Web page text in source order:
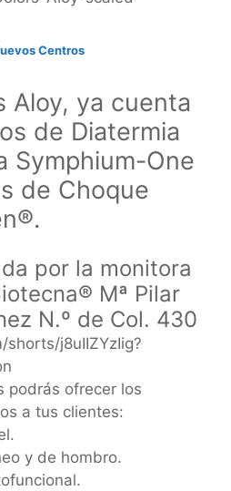
Centros
Aloy, ya cuenta
de Diatermia
Symphium-One
de Choque
por la monitora
Mª Pilar
N.º de Col. 430
j8uIIZYzIig?
podrás ofrecer los
a tus clientes:
y de hombro.